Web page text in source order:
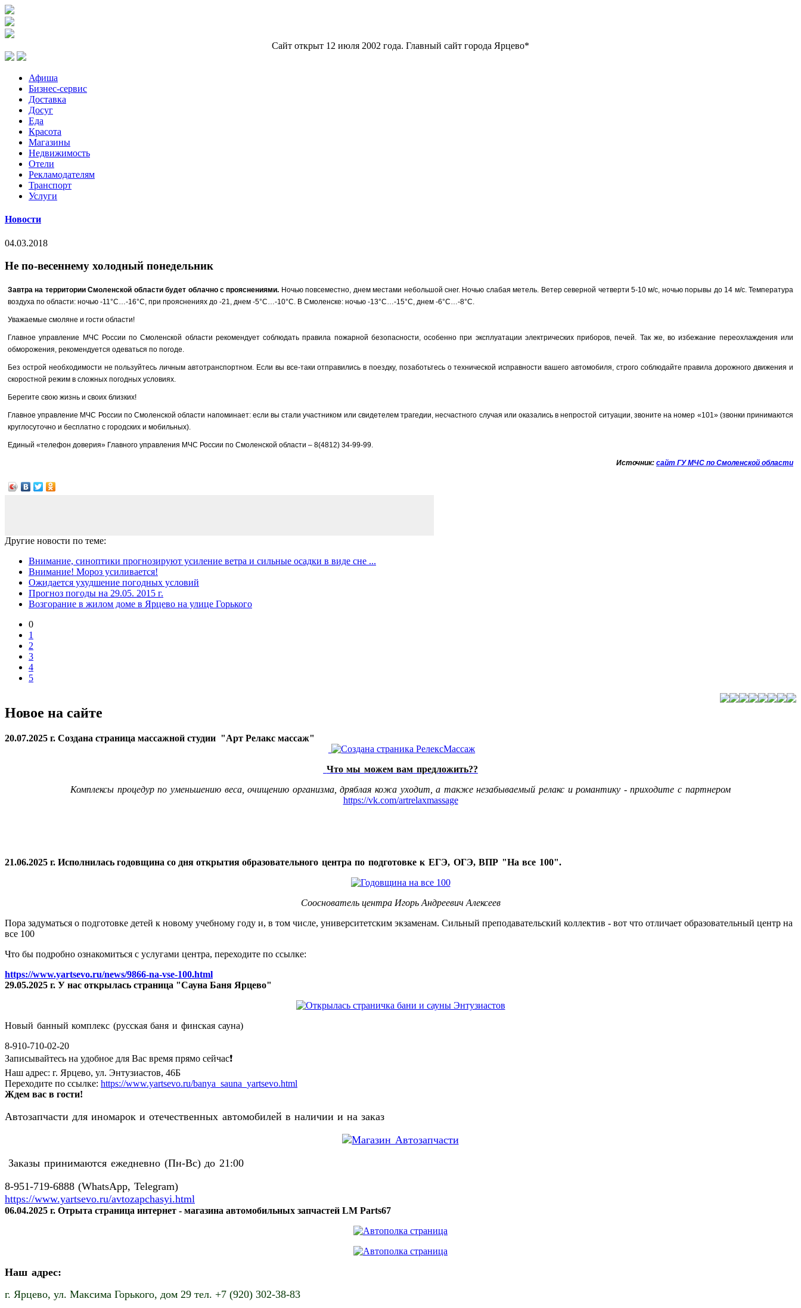
Сайт открыт 12 июля 2002 года. Главный сайт города Ярцево*
Афиша
Бизнес-сервис
Доставка
Досуг
Еда
Красота
Магазины
Недвижимость
Отели
Рекламодателям
Транспорт
Услуги
Новости
04.03.2018
Не по-весеннему холодный понедельник
Завтра на территории Смоленской области будет облачно с прояснениями. Ночью повсеместно, днем местами небольшой снег. Ночью слабая метель. Ветер северной четверти 5-10 м/с, ночью порывы до 14 м/с. Температура
воздуха по области: ночью -11°C…-16°C, при прояснениях до -21, днем -5°C…-10°C. В Смоленске: ночью -13°C…-15°C, днем -6°C…-8°C.
Уважаемые смоляне и гости области!
Главное управление МЧС России по Смоленской области рекомендует соблюдать правила пожарной безопасности, особенно при эксплуатации электрических приборов, печей. Так же, во избежание переохлаждения или
обморожения, рекомендуется одеваться по погоде.
Без острой необходимости не пользуйтесь личным автотранспортном. Если вы все-таки отправились в поездку, позаботьтесь о технической исправности вашего автомобиля, строго соблюдайте правила дорожного движения и
скоростной режим в сложных погодных условиях.
Берегите свою жизнь и своих близких!
Главное управление МЧС России по Смоленской области напоминает: если вы стали участником или свидетелем трагедии, несчастного случая или оказались в непростой ситуации, звоните на номер «101» (звонки принимаются
круглосуточно и бесплатно с городских и мобильных).
Единый «телефон доверия» Главного управления МЧС России по Смоленской области – 8(4812) 34-99-99.
Источник: сайт ГУ МЧС по Смоленской области
Другие новости по теме:
Внимание, синоптики прогнозируют усиление ветра и сильные осадки в виде сне ...
Внимание! Мороз усиливается!
Ожидается ухудшение погодных условий
Прогноз погоды на 29.05. 2015 г.
Возгорание в жилом доме в Ярцево на улице Горького
0
1
2
3
4
5
Новое на сайте
20.07.2025 г. Создана страница массажной студии "Арт Релакс массаж"
Что мы можем вам предложить??
Комплексы процедур по уменьшению веса, очищению организма, дряблая кожа уходит, а также незабываемый релакс и романтику - приходите с партнером
https://vk.com/artrelaxmassage
21.06.2025 г. Исполнилась годовщина со дня открытия образовательного центра по подготовке к ЕГЭ, ОГЭ, ВПР "На все 100".
Сооснователь центра Игорь Андреевич Алексеев
Пора задуматься о подготовке детей к новому учебному году и, в том числе, университетским экзаменам. Сильный преподавательский коллектив - вот что отличает образовательный центр на
все 100
Что бы подробно ознакомиться с услугами центра, переходите по ссылке:
https://www.yartsevo.ru/news/9866-na-vse-100.html
29.05.2025 г. У нас открылась страница "Сауна Баня Ярцево"
Новый банный комплекс (русская баня и финская сауна)
8-910-710-02-20
Записывайтесь на удобное для Вас время прямо сейчас❗️
Наш адрес: г. Ярцево, ул. Энтузиастов, 46Б
Переходите по ссылке: https://www.yartsevo.ru/banya_sauna_yartsevo.html
Ждем вас в гости!
Автозапчасти для иномарок и отечественных автомобилей в наличии и на заказ
Заказы принимаются ежедневно (Пн-Вс) до 21:00
8-951-719-6888 (WhatsApp, Telegram)
https://www.yartsevo.ru/avtozapchasyi.html
06.04.2025 г. Отрыта страница интернет - магазина автомобильных запчастей LM Parts67
Наш адрес:
г. Ярцево, ул. Максима Горького, дом 29 тел. +7 (920) 302-38-83